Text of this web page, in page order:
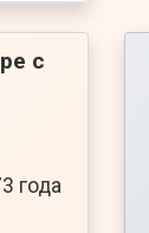
с
года